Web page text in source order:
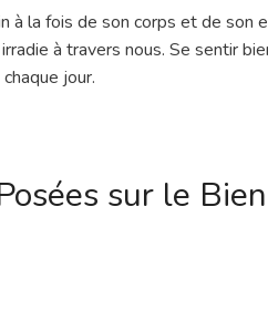
à la fois de son corps et de son
à travers nous. Se sentir
jour.
sur le